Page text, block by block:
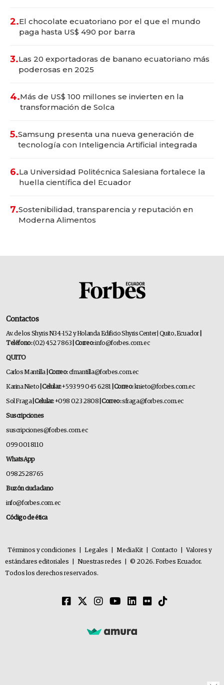
2.El chocolate ecuatoriano por el que el mundo
paga hasta US$ 490 por barra
3.Las 20 exportadoras de banano ecuatoriano más
poderosas en 2025
4.Más de US$ 100 millones se invierten en la
transformación de Solca
5.Samsung presenta una nueva generación de
tecnología con Inteligencia Artificial integrada
6.La Universidad Politécnica Salesiana fortalece la
huella científica del Ecuador
7.Sostenibilidad, transparencia y reputación en
Moderna Alimentos
Contactos
Av. de los Shyris N34-152 y Holanda Edificio Shyris Center | Quito, Ecuador
Teléfono:(02) 452 7863 | Correo:info@forbes.com.ec
QUITO
Carlos Mantilla | Correo:cfmantilla@forbes.com.ec
Karina Nieto | Celular:+593 99 045 6281 | Correo: knieto@forbes.com.ec
Sol Fraga | Celular:+098 023 2808 | Correo:sfraga@forbes.com.ec
Suscripciones
suscripciones@forbes.com.ec
099 001 8110
WhatsApp
0982528765
Buzón ciudadano
info@forbes.com.ec
Código de ética
Términos y condiciones Legales MediaKit Contacto
Valores y
estándares editoriales
Nuestras redes
© 2026. Forbes Ecuador.
Todos los derechos reservados.